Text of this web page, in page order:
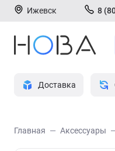
Ижевск 8
Доставка
Главная Аксессуары